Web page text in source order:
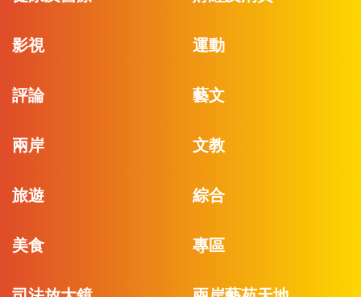
影視 運動
評論 藝文
兩岸 文教
旅遊 綜合
美食 專區